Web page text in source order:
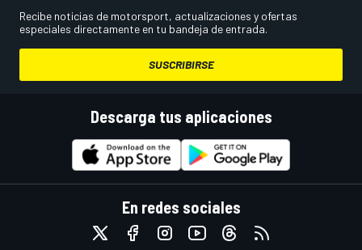
Recibe noticias de motorsport, actualizaciones y ofertas
especiales directamente en tu bandeja de entrada.
SUSCRIBIRSE
Descarga tus aplicaciones
En redes sociales